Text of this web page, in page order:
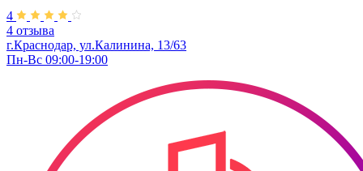
4
4 отзыва
г.Краснодар, ул.Калинина, 13/63
Пн-Вс 09:00-19:00